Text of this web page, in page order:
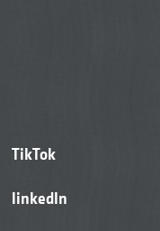
TikTok
linkedIn